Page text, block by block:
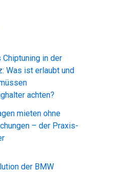
Chiptuning in der
Was ist erlaubt und
achten?
mieten ohne
– der Praxis-
der BMW